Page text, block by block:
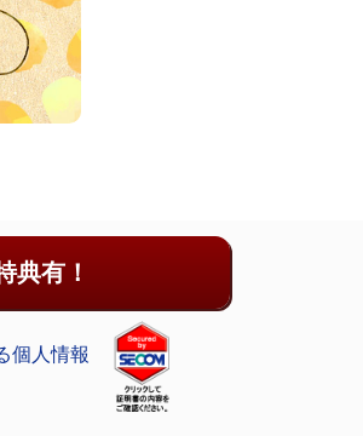
典有！
個人情報